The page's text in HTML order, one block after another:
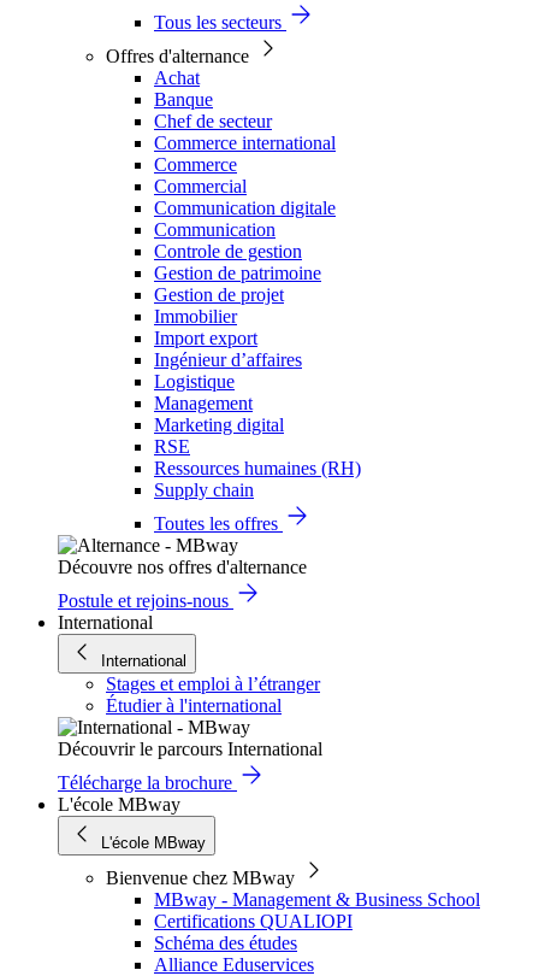
Tous les secteurs
Offres d'alternance
Achat
Banque
Chef de secteur
Commerce international
Commerce
Commercial
Communication digitale
Communication
Controle de gestion
Gestion de patrimoine
Gestion de projet
Immobilier
Import export
Ingénieur d’affaires
Logistique
Management
Marketing digital
RSE
Ressources humaines (RH)
Supply chain
Toutes les offres
Découvre nos offres d'alternance
Postule et rejoins-nous
International
International
Stages et emploi à l’étranger
Étudier à l'international
Découvrir le parcours International
Télécharge la brochure
L'école MBway
L'école MBway
Bienvenue chez MBway
MBway - Management & Business School
Certifications QUALIOPI
Schéma des études
Alliance Eduservices